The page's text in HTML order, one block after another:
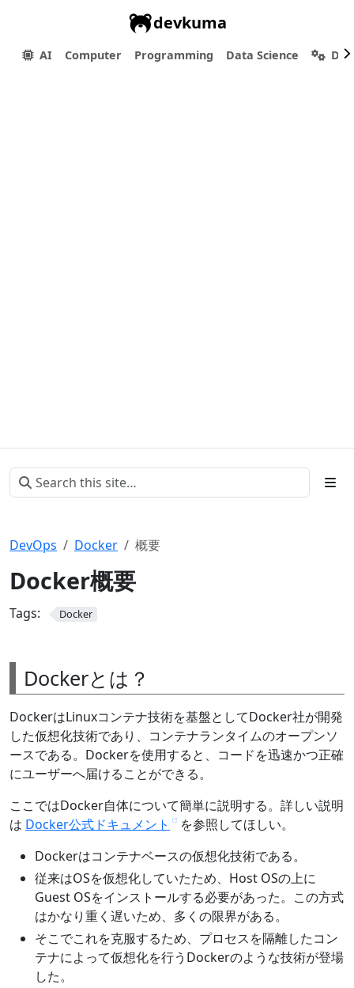
devkuma
AI Computer Programming Data Science
DevOps Docker 概要
Docker概要
Tags: Docker
Dockerとは？
DockerはLinuxコンテナ技術を基盤としてDocker社が開発
した仮想化技術であり、コンテナランタイムのオープンソ
ースである。Dockerを使用すると、コードを迅速かつ正確
にユーザーへ届けることができる。
ここではDocker自体について簡単に説明する。詳しい説明
は Docker公式ドキュメント
を参照してほしい。
Dockerはコンテナベースの仮想化技術である。
従来はOSを仮想化していたため、Host OSの上に
Guest OSをインストールする必要があった。この方式
はかなり重く遅いため、多くの限界がある。
そこでこれを克服するため、プロセスを隔離したコン
テナによって仮想化を行うDockerのような技術が登場
した。